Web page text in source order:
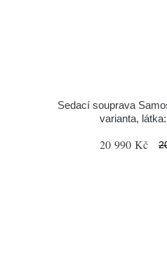
Sedací souprava
varianta,
20 990 Kč